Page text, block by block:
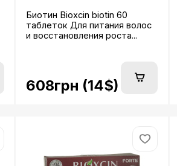
Биотин Bioxcin biotin 60
таблеток Для питания волос
и восстановления роста...
608грн (14$)